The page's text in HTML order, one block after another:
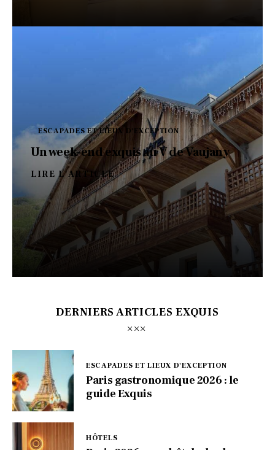
ESCAPADES ET LIEUX D'EXCEPTION
Un week-end exquis au V de Vaujany
LIRE L'ARTICLE
DERNIERS ARTICLES EXQUIS
ESCAPADES ET LIEUX D'EXCEPTION
Paris gastronomique 2026 : le
guide Exquis
HÔTELS